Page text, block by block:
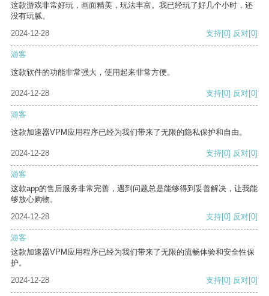
这款游戏非常好玩，画面精美，玩法丰富。我已经玩了好几个小时，还
没有玩腻。
2024-12-28
支持[0] 反对[0]
游客
这款软件的功能非常强大，使用起来非常方便。
2024-12-28 支持[0] 反对[0]
游客
这款加速器VPM应用程序已经为我们带来了无限的隐私保护和自由。
2024-12-28 支持[0] 反对[0]
游客
这款app的售后服务非常完善，遇到问题总是能够得到妥善解决，让我能
够放心购物。
2024-12-28
支持[0] 反对[0]
游客
这款加速器VPM应用程序已经为我们带来了无限的流畅体验和安全性保
护。
2024-12-28
支持[0] 反对[0]